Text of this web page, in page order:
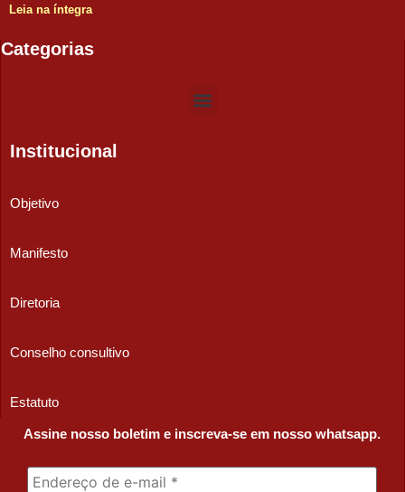
Leia na íntegra
Categorias
Institucional
Objetivo
Manifesto
Diretoria
Conselho consultivo
Estatuto
Assine nosso boletim e inscreva-se em nosso whatsapp.